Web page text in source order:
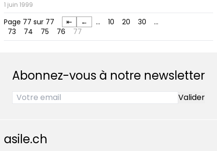
1 juin 1999
Page 77 sur 77 ⇤ ← … 10 20 30
…
73
74 75 76 77
Abonnez-vous à notre newsletter
asile.ch